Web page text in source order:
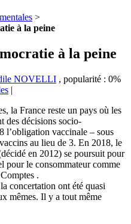
>
à la peine
à la peine
NOVELLI , popularité : 0%
|
la France reste un pays où les
des décisions socio-
l’obligation vaccinale – sous
au lieu de 3. En 2018, le
en 2012) se poursuit pour
pour le consommateur comme
.
concertation ont été quasi
mêmes. Il y a tout même